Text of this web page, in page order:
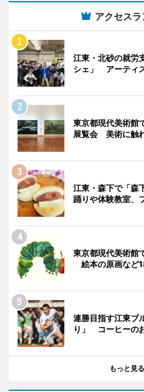
アクセス
江東・北砂の就労
シェ」 アーティ
東京都現代美術館
展覧会 美術に触
江東・森下で「
踊りや体験教室、
東京都現代美術館
絵本の原画など
連勝目指す江東ブ
り」 コーヒーの
もっと見る